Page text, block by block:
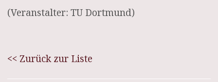
(Veranstalter: TU Dortmund)
<< Zurück zur Liste